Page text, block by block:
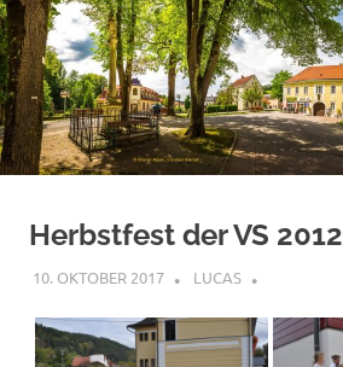
springen
Herbstfest der VS 2012
10. OKTOBER 2017 LUCAS